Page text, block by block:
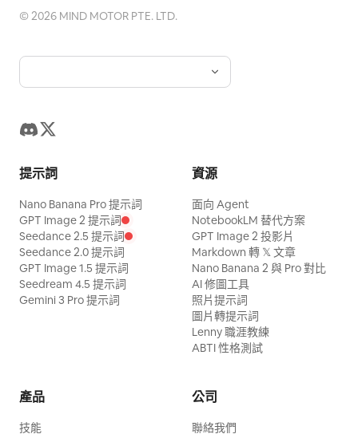
©2026 MIND MOTOR PTE. LTD.
提示詞
Nano Banana Pro 提示詞
GPT Image 2 提示詞
Seedance 2.5 提示詞
Seedance 2.0 提示詞
GPT Image 1.5 提示詞
Seedream 4.5 提示詞
Gemini 3 Pro 提示詞
資源
面向 Agent
NotebookLM 替代方案
GPT Image 2 投影片
Markdown 轉 𝕏 文章
Nano Banana 2 與 Pro 對比
AI 修圖工具
照片提示詞
圖片轉提示詞
Lenny 職涯教練
ABTI 性格測試
產品
技能
公司
聯絡我們